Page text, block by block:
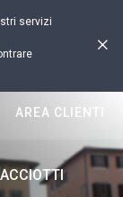
servizi
AREA CLIENTI